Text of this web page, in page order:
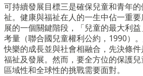
可持續發展目標三是確保兒童和青年
祉。健康與福祉在人的一生中佔一重
展的一個關鍵階段，「兒童的最大利
考量（聯合國兒童權利公約，1990）
快樂的成長並與社會相融合，先決條
福祉及發展。然而，要全方位的保護
區域性和全球性的挑戰需要面對。